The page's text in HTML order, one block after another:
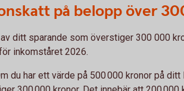
på belopp över
ditt sparande som överstiger 300 000
inkomståret 2026.
du har ett värde på 500 000 kronor på